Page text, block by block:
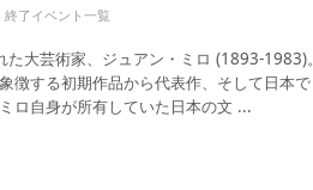
終了イベント一覧
大芸術家、ジュアン・ミロ (1893-1983)。
徴する初期作品から代表作、そして日本で
ロ自身が所有していた日本の文 ...